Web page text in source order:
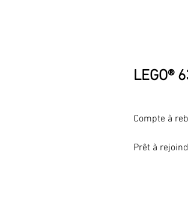
LEGO®
Compte à
Prêt à